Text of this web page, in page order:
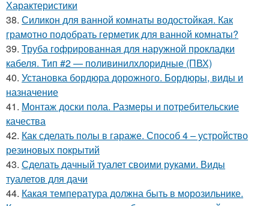
Характеристики
38. Силикон для ванной комнаты водостойкая. Как
грамотно подобрать герметик для ванной комнаты?
39. Труба гофрированная для наружной прокладки
кабеля. Тип #2 — поливинилхлоридные (ПВХ)
40. Установка бордюра дорожного. Бордюры, виды и
назначение
41. Монтаж доски пола. Размеры и потребительские
качества
42. Как сделать полы в гараже. Способ 4 – устройство
резиновых покрытий
43. Сделать дачный туалет своими руками. Виды
туалетов для дачи
44. Какая температура должна быть в морозильнике.